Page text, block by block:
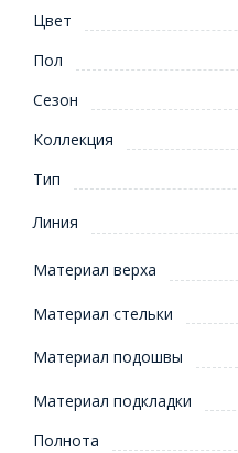
Цвет
Пол
Сезон
Коллекция
Тип
Линия
Материал верха
Материал стельки
Материал подошвы
Материал подкладки
Полнота